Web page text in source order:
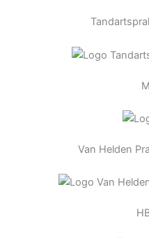
Van Helden